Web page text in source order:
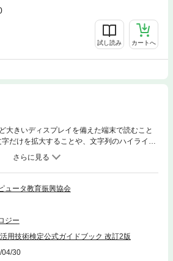
試し読み カートへ
大きいディスプレイを備えた端末で読むこと
だけを拡大することや、文字列のハイライ
などの機能が使用できません。様々な分野に
活用が広がってきている。しかし、3Dプリン
法があり、それぞれで使える材料や実現でき
ノウハウなどに特徴がある。これらを理解
リンター活用技術検定試験」（主催：コンピ
プリンターを利用するエンジニアや学生が身
受験者のための指導及び、試験範囲の提示を
の公式ガイドブック。3D プリンターに興味
ュータ教育振興協会
ジー
用技術検定公式ガイドブック 改訂2版
04/30